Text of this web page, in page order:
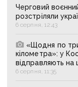
Черговий
розстріляли
6 серпня, 12:43
«Щодня по
кілометра»: у
відправляють на
6 серпня, 11:35